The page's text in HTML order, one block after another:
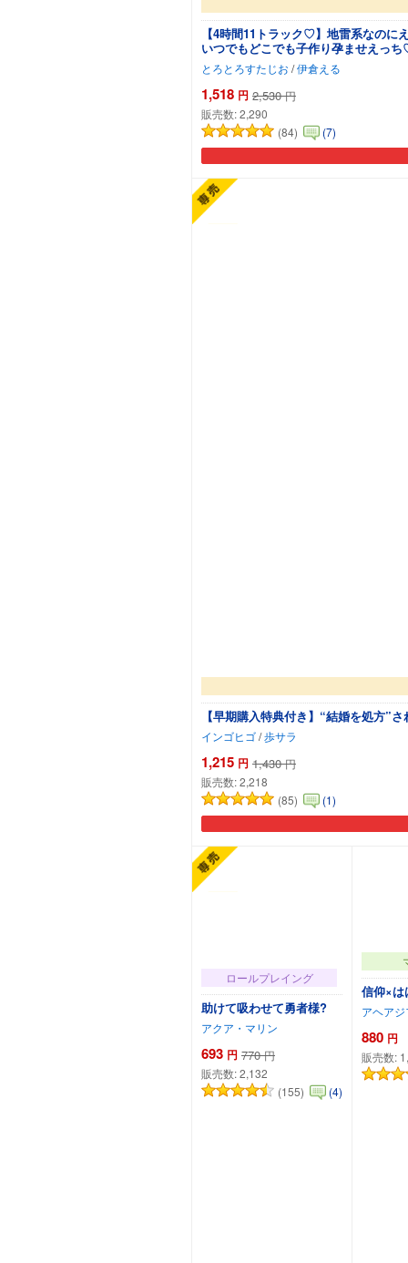
【4時間11トラック♡】地雷系なのに
いつでもどこでも子作り孕ませえっ
とろとろすたじお /伊倉える
1,518 円 2,530 円
販売数:2,290
(84)
(7)
【早期購入特典付き】“結婚を処方”
インゴヒゴ/歩サラ
1,215 円 1,430 円
販売数:2,218
(85)
(1)
ロールプレイング
助けて吸わせて勇者様?
アクア・マリン
693 円 770 円
販売数:2,132
(155)
(4)
信仰×は
アヘアジ
880 円
販売数: